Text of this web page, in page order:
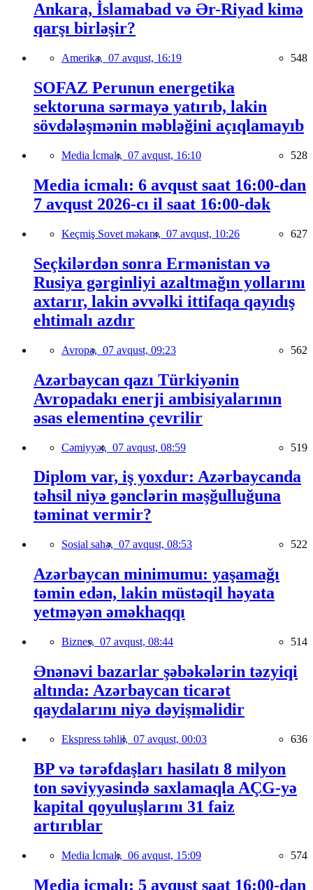
Ankara, İslamabad və Ər-Riyad kimə
qarşı birləşir?
Amerika, 07 avqust, 16:19 548
SOFAZ Perunun energetika
sektoruna sərmayə yatırıb, lakin
sövdələşmənin məbləğini açıqlamayıb
Media İcmalı, 07 avqust, 16:10 528
Media icmalı: 6 avqust saat 16:00-dan
7 avqust 2026-cı il saat 16:00-dək
Keçmiş Sovet məkanı, 07 avqust, 10:26 627
Seçkilərdən sonra Ermənistan və
Rusiya gərginliyi azaltmağın yollarını
axtarır, lakin əvvəlki ittifaqa qayıdış
ehtimalı azdır
Avropa, 07 avqust, 09:23 562
Azərbaycan qazı Türkiyənin
Avropadakı enerji ambisiyalarının
əsas elementinə çevrilir
Cəmiyyət, 07 avqust, 08:59 519
Diplom var, iş yoxdur: Azərbaycanda
təhsil niyə gənclərin məşğulluğuna
təminat vermir?
Sosial sahə, 07 avqust, 08:53 522
Azərbaycan minimumu: yaşamağı
təmin edən, lakin müstəqil həyata
yetməyən əməkhaqqı
Biznes, 07 avqust, 08:44 514
Ənənəvi bazarlar şəbəkələrin təzyiqi
altında: Azərbaycan ticarət
qaydalarını niyə dəyişməlidir
Ekspress təhlil, 07 avqust, 00:03 636
BP və tərəfdaşları hasilatı 8 milyon
ton səviyyəsində saxlamaqla AÇG-yə
kapital qoyuluşlarını 31 faiz
artırıblar
Media İcmalı, 06 avqust, 15:09 574
Media icmalı: 5 avqust saat 16:00-dan